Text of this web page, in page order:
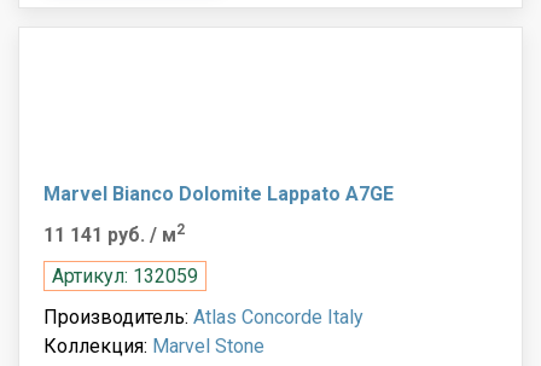
Marvel Bianco Dolomite Lappato A7GE
11 141 руб. / м2
Артикул: 132059
Производитель: Atlas Concorde Italy
Коллекция: Marvel Stone